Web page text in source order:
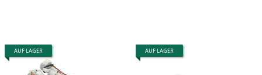
AUF LAGER AUF LAGER